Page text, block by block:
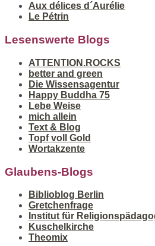
Aux délices d´Aurélie
Le Pétrin
Lesenswerte Blogs
ATTENTION.ROCKS
better and green
Die Wissensagentur
Happy Buddha 75
Lebe Weise
mich allein
Text & Blog
Topf voll Gold
Wortakzente
Glaubens-Blogs
Biblioblog Berlin
Gretchenfrage
Institut für
Kuschelkirche
Theomix